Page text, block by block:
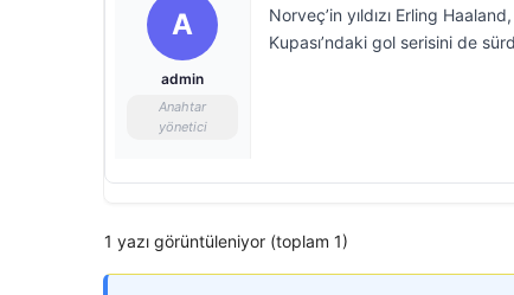
A
admin
Anahtar
yönetici
Norveç’in yıldızı Erling
Kupası’ndaki gol serisini de
1 yazı görüntüleniyor (toplam 1)